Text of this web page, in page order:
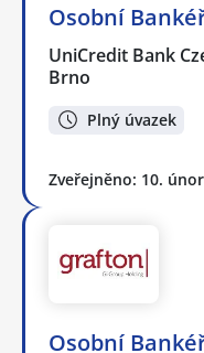
Osobní
UniCredit Bank
Brno
Plný úvazek
Zveřejněno: 10.
Osobní